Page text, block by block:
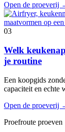
Open de proeverij
03
Welk
je routine
Een koopgids
capaciteit en echte
Open de proeverij
Proefroute proeven